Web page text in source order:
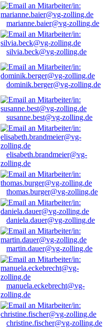
marianne.baier@vg-zolling.de
silvia.beck@vg-zolling.de
dominik.berger@vg-zolling.de
susanne.best@vg-zolling.de
elisabeth.brandmeier@vg-
zolling.de
thomas.burger@vg-zolling.de
daniela.dauer@vg-zolling.de
martin.dauer@vg-zolling.de
manuela.eckebrecht@vg-
zolling.de
christine.fischer@vg-zolling.de